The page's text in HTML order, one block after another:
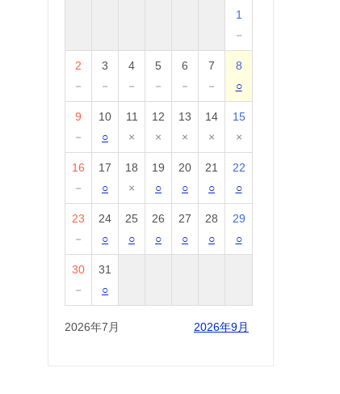
1
－
2
－
3
－
4
－
5
－
6
－
7
－
8
○
9
－
10
○
11
×
12
×
13
×
14
×
15
×
16
－
17
○
18
×
19
○
20
○
21
○
22
○
23
－
24
○
25
○
26
○
27
○
28
○
29
○
30
－
31
○
2026年7月 2026年9月